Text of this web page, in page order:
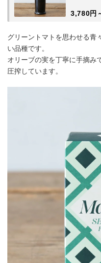
3,780円
グリーントマトを思わせる青
い品種です。
オリーブの実を丁寧に手摘み
圧搾しています。